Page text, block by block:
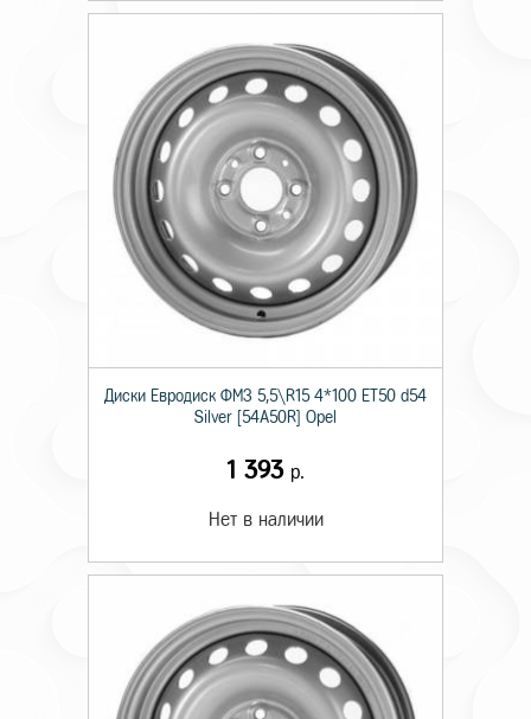
Диски Евродиск ФМЗ 5,5\R15 4*100 ET50 d54
Silver [54A50R] Opel
1 393 р.
Нет в наличии